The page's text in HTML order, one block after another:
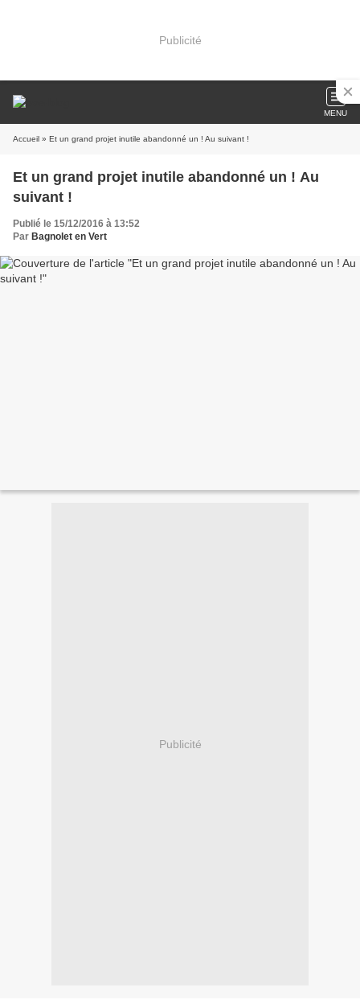
Publicité
MENU
Accueil » Et un grand projet inutile abandonné un ! Au suivant !
Et un grand projet inutile abandonné un ! Au
suivant !
Publié le 15/12/2016 à 13:52
Par Bagnolet en Vert
Publicité